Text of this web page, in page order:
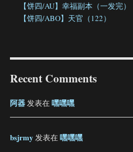
【饼四/AU】幸福副本（一发完）
【饼四/ABO】天官（122）
Recent Comments
阿器发表在嘿嘿嘿
bsjrmy 发表在嘿嘿嘿